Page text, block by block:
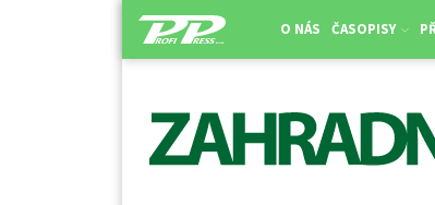
O NÁS ČASOPISY